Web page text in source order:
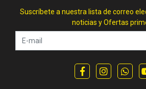
Suscríbete a nuestra lista de correo
noticias y Ofertas